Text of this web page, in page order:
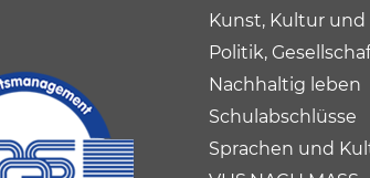
Kunst, Kultur
Politik,
Nachhaltig leben
Schulabschlüsse
Sprachen und